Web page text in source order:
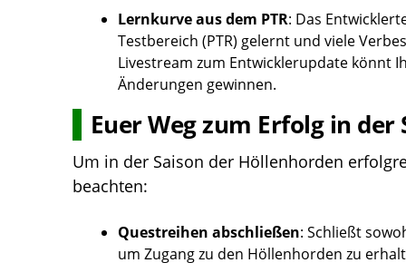
Lernkurve aus dem PTR: Das
Testbereich (PTR) gelernt und viele
Livestream zum Entwicklerupdate könnt
Änderungen gewinnen.
Euer Weg zum Erfolg in
Um in der Saison der Höllenhorden
beachten:
Questreihen abschließen: Schließt
um Zugang zu den Höllenhorden zu